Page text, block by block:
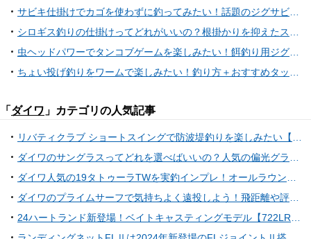
「 ダイワ 」カテゴリの人気記事